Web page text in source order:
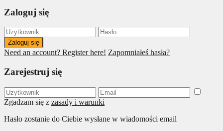
Zaloguj się
Zaloguj się
Need an account? Register here! Zapomniałeś hasła?
Zarejestruj się
Zgadzam się z zasady i warunki
Hasło zostanie do Ciebie wysłane w wiadomości email